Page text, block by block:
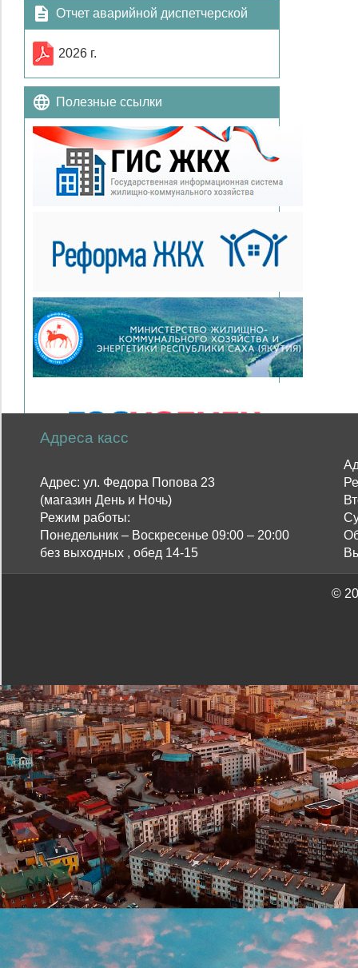
Отчет аварийной диспетчерской
службы
2026 г.
Полезные ссылки
Адреса касс
Адрес: ул. Федора Попова 23
(магазин День и Ночь)
Режим работы:
Понедельник – Воскресенье 09:00 – 20:00
без выходных , обед 14-15
©